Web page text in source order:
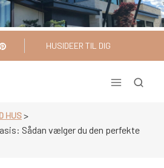
HUSIDEER TIL DIG
HUS>
Sådan vælger du den perfekte